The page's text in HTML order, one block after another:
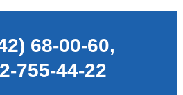
68-00-60,
755-44-22